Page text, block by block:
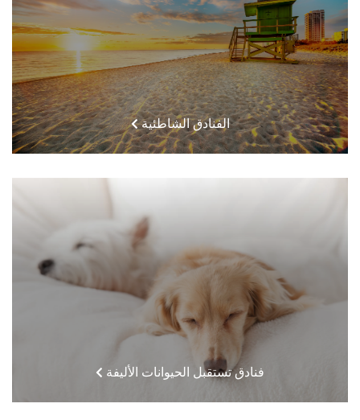
الفنادق الشاطئية
فنادق تستقبل الحيوانات الأليفة